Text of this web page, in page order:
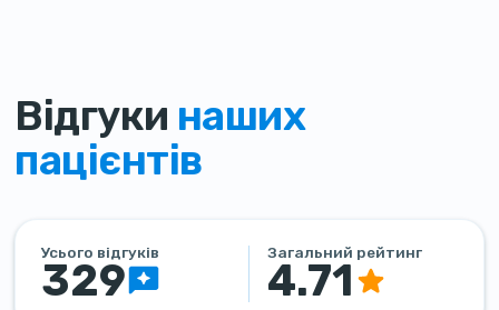
Відгуки наших
пацієнтів
Усього відгуків
329
Загальний рейтинг
4.71